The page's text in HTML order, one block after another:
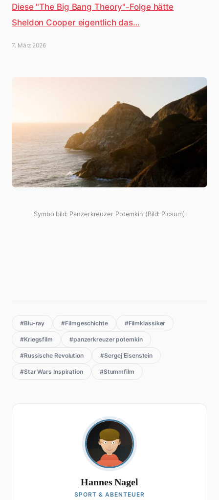
Diese "The Big Bang Theory"-Folge hätte
Sheldon Cooper eigentlich das…
7. März 2026
Symbolbild: Panzerkreuzer Potemkin (Bild: Picsum)
#Blu-ray #Filmgeschichte #Filmklassiker
#Kriegsfilm #panzerkreuzer potemkin
#Russische Revolution #Sergej Eisenstein
#Star Wars Inspiration #Stummfilm
Hannes Nagel
SPORT & ABENTEUER